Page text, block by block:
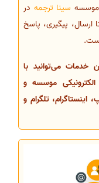
سینا ترجمه در
ارسال، پیگیری، پاسخ
خدمات می‌توانید با
موسسه و
تلگرام و